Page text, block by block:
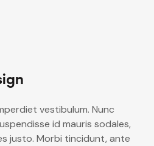
vestibulum. Nunc
id mauris sodales,
justo. Morbi tincidunt, ante